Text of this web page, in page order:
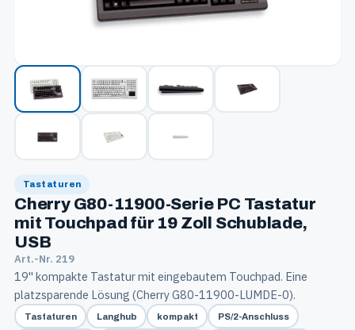
Tastaturen
Cherry G80-11900-Serie PC Tastatur
mit Touchpad für 19 Zoll Schublade,
USB
Art.-Nr. 219
19'' kompakte Tastatur mit eingebautem Touchpad. Eine
platzsparende Lösung (Cherry G80-11900-LUMDE-0).
Tastaturen Langhub kompakt PS/2-Anschluss